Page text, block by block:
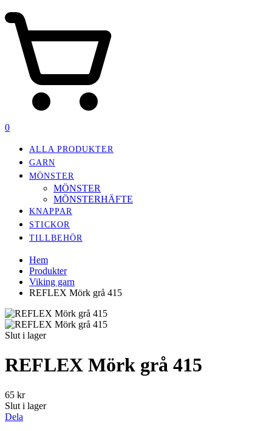
0
ALLA PRODUKTER
GARN
MÖNSTER
MÖNSTER
MÖNSTERHÄFTE
KNAPPAR
STICKOR
TILLBEHÖR
Hem
Produkter
Viking garn
REFLEX Mörk grå 415
Slut i lager
REFLEX Mörk grå 415
65 kr
Slut i lager
Dela